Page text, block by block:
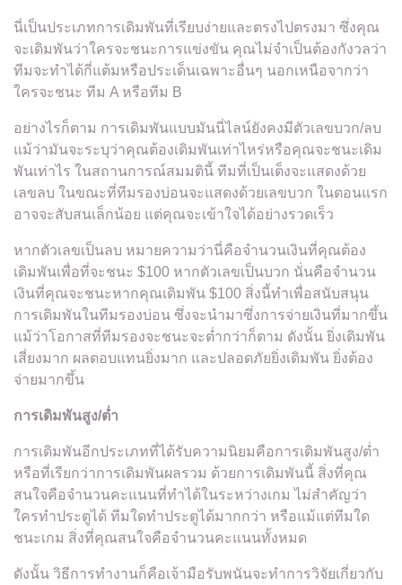
นี่เป็นประเภทการเดิมพันที่เรียบง่ายและตรงไปตรงมา ซึ่งคุณ
จะเดิมพันว่าใครจะชนะการแข่งขัน คุณไม่จำเป็นต้องกังวลว่า
ทีมจะทำได้กี่แต้มหรือประเด็นเฉพาะอื่นๆ นอกเหนือจากว่า
ใครจะชนะ ทีม A หรือทีม B
อย่างไรก็ตาม การเดิมพันแบบมันนี่ไลน์ยังคงมีตัวเลขบวก/ลบ
แม้ว่ามันจะระบุว่าคุณต้องเดิมพันเท่าไหร่หรือคุณจะชนะเดิม
พันเท่าไร ในสถานการณ์สมมตินี้ ทีมที่เป็นเต็งจะแสดงด้วย
เลขลบ ในขณะที่ทีมรองบ่อนจะแสดงด้วยเลขบวก ในตอนแรก
อาจจะสับสนเล็กน้อย แต่คุณจะเข้าใจได้อย่างรวดเร็ว
หากตัวเลขเป็นลบ หมายความว่านี่คือจำนวนเงินที่คุณต้อง
เดิมพันเพื่อที่จะชนะ $100 หากตัวเลขเป็นบวก นั่นคือจำนวน
เงินที่คุณจะชนะหากคุณเดิมพัน $100 สิ่งนี้ทำเพื่อสนับสนุน
การเดิมพันในทีมรองบ่อน ซึ่งจะนำมาซึ่งการจ่ายเงินที่มากขึ้น
แม้ว่าโอกาสที่ทีมรองจะชนะจะต่ำกว่าก็ตาม ดังนั้น ยิ่งเดิมพัน
เสี่ยงมาก ผลตอบแทนยิ่งมาก และปลอดภัยยิ่งเดิมพัน ยิ่งต้อง
จ่ายมากขึ้น
การเดิมพันสูง/ต่ำ
การเดิมพันอีกประเภทที่ได้รับความนิยมคือการเดิมพันสูง/ต่ำ
หรือที่เรียกว่าการเดิมพันผลรวม ด้วยการเดิมพันนี้ สิ่งที่คุณ
สนใจคือจำนวนคะแนนที่ทำได้ในระหว่างเกม ไม่สำคัญว่า
ใครทำประตูได้ ทีมใดทำประตูได้มากกว่า หรือแม้แต่ทีมใด
ชนะเกม สิ่งที่คุณสนใจคือจำนวนคะแนนทั้งหมด
ดังนั้น วิธีการทำงานก็คือเจ้ามือรับพนันจะทำการวิจัยเกี่ยวกับ